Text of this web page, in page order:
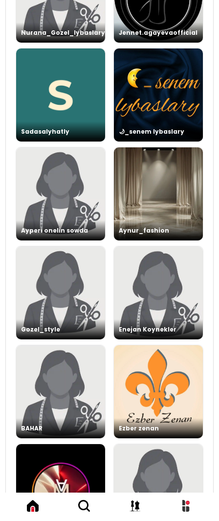
Nurana_Gozel_lybaslary Jennet.agayevaofficial
Sadasalyhatly 🌙_senem lybaslary
Ayperi onelin sowda Aynur_fashion
Gozel_style Enejan Koynekler
BAHAR Ezber zenan